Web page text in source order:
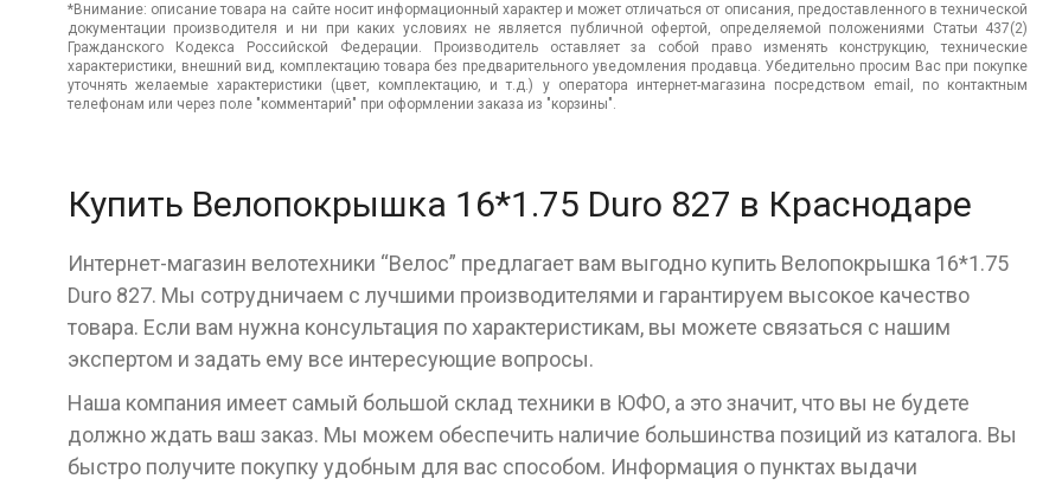
*Внимание: описание товара на сайте носит информационный характер и может отличаться от описания, предоставленного в технической
документации производителя и ни при каких условиях не является публичной офертой, определяемой положениями Статьи 437(2)
Гражданского Кодекса Российской Федерации. Производитель оставляет за собой право изменять конструкцию, технические
характеристики, внешний вид, комплектацию товара без предварительного уведомления продавца. Убедительно просим Вас при покупке
уточнять желаемые характеристики (цвет, комплектацию, и т.д.) у оператора интернет-магазина посредством email, по контактным
телефонам или через поле "комментарий" при оформлении заказа из "корзины".
Купить Велопокрышка 16*1.75 Duro 827 в Краснодаре
Интернет-магазин велотехники “Велос” предлагает вам выгодно купить Велопокрышка 16*1.75
Duro 827. Мы сотрудничаем с лучшими производителями и гарантируем высокое качество
товара. Если вам нужна консультация по характеристикам, вы можете связаться с нашим
экспертом и задать ему все интересующие вопросы.
Наша компания имеет самый большой склад техники в ЮФО, а это значит, что вы не будете
должно ждать ваш заказ. Мы можем обеспечить наличие большинства позиций из каталога. Вы
быстро получите покупку удобным для вас способом. Информация о пунктах выдачи